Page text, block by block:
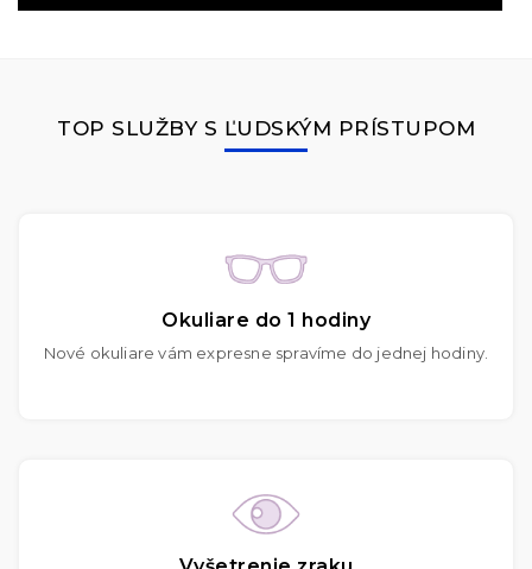
TOP SLUŽBY S ĽUDSKÝM PRÍSTUPOM
Okuliare do 1 hodiny
Nové okuliare vám expresne spravíme do jednej hodiny.